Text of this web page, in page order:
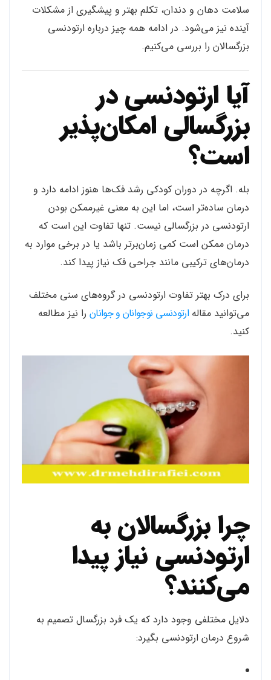
سلامت دهان و دندان، تکلم بهتر و پیشگیری از مشکلات
آینده نیز می‌شود. در ادامه همه چیز درباره ارتودنسی
بزرگسالان را بررسی می‌کنیم.
آیا ارتودنسی در
بزرگسالی امکان‌پذیر
است؟
بله. اگرچه در دوران کودکی رشد فک‌ها هنوز ادامه دارد و
درمان ساده‌تر است، اما این به معنی غیرممکن بودن
ارتودنسی در بزرگسالی نیست. تنها تفاوت این است که
درمان ممکن است کمی زمان‌برتر باشد یا در برخی موارد به
درمان‌های ترکیبی مانند جراحی فک نیاز پیدا کند.
برای درک بهتر تفاوت ارتودنسی در گروه‌های سنی مختلف
می‌توانید مقالهارتودنسی نوجوانان و جوانانرا نیز مطالعه
کنید.
چرا بزرگسالان به
ارتودنسی نیاز پیدا
می‌کنند؟
دلایل مختلفی وجود دارد که یک فرد بزرگسال تصمیم به
شروع درمان ارتودنسی بگیرد: